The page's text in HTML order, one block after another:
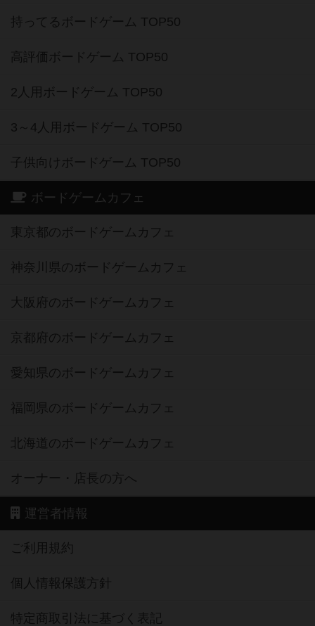
持ってるボードゲーム TOP50
高評価ボードゲーム TOP50
2人用ボードゲーム TOP50
3～4人用ボードゲーム TOP50
子供向けボードゲーム TOP50
ボードゲームカフェ
東京都のボードゲームカフェ
神奈川県のボードゲームカフェ
大阪府のボードゲームカフェ
京都府のボードゲームカフェ
愛知県のボードゲームカフェ
福岡県のボードゲームカフェ
北海道のボードゲームカフェ
オーナー・店長の方へ
運営者情報
ご利用規約
個人情報保護方針
特定商取引法に基づく表記